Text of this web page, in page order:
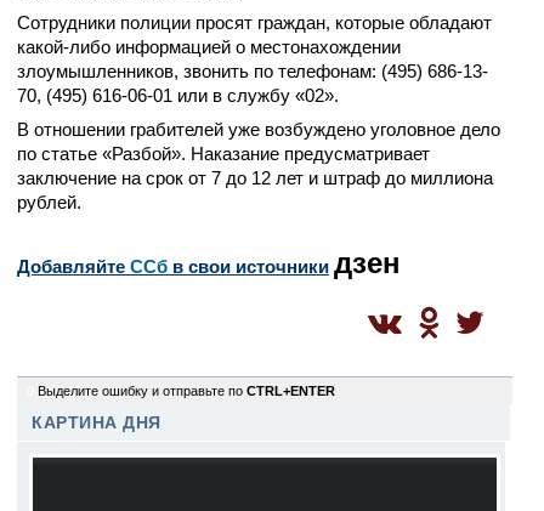
Сотрудники полиции просят граждан, которые обладают
какой-либо информацией о местонахождении
злоумышленников, звонить по телефонам: (495) 686-13-
70, (495) 616-06-01 или в службу «02».
В отношении грабителей уже возбуждено уголовное дело
по статье «Разбой». Наказание предусматривает
заключение на срок от 7 до 12 лет и штраф до миллиона
рублей.
Добавляйте CСб в свои источники дзен
Выделите ошибку и отправьте по CTRL+ENTER
КАРТИНА ДНЯ